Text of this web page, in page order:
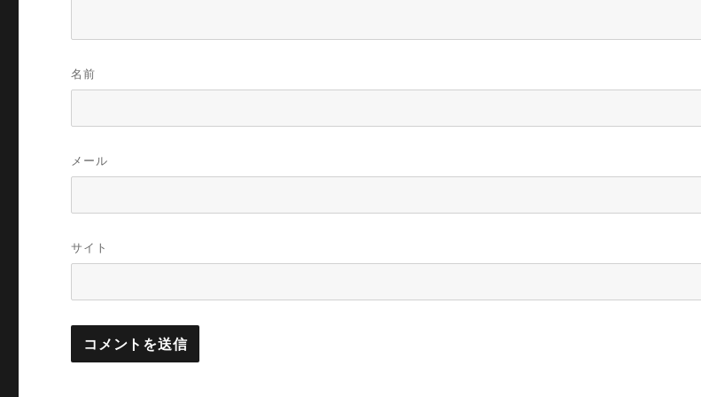
名前
メール
サイト